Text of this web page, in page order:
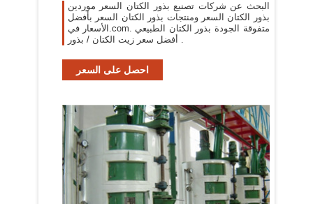
البحث عن شركات تصنيع بذور الكتان السعر موردين
بذور الكتان السعر ومنتجات بذور الكتان السعر بأفضل
الأسعار في.com. متفوقة الجودة بذور الكتان الطبيعي
. أفضل سعر زيت الكتان / بذور
احصل على السعر